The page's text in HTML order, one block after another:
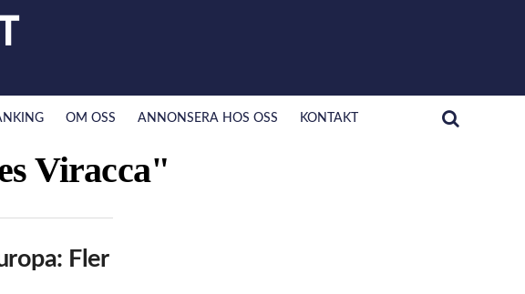
OM OSS ANNONSERA HOS OSS KONTAKT
Viracca"
Fler